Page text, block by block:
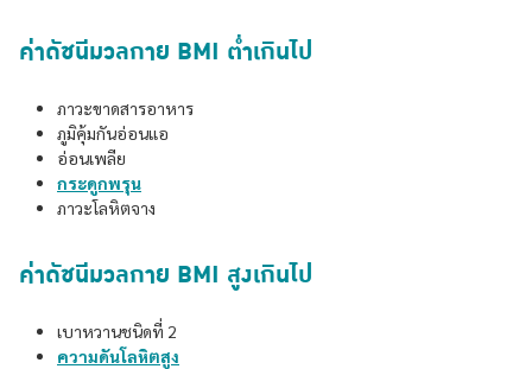
ค่าดัชนีมวลกาย BMI ต่ำเกินไป
ภาวะขาดสารอาหาร
ภูมิคุ้มกันอ่อนแอ
อ่อนเพลีย
กระดูกพรุน
ภาวะโลหิตจาง
ค่าดัชนีมวลกาย BMI สูงเกินไป
เบาหวานชนิดที่ 2
ความดันโลหิตสูง